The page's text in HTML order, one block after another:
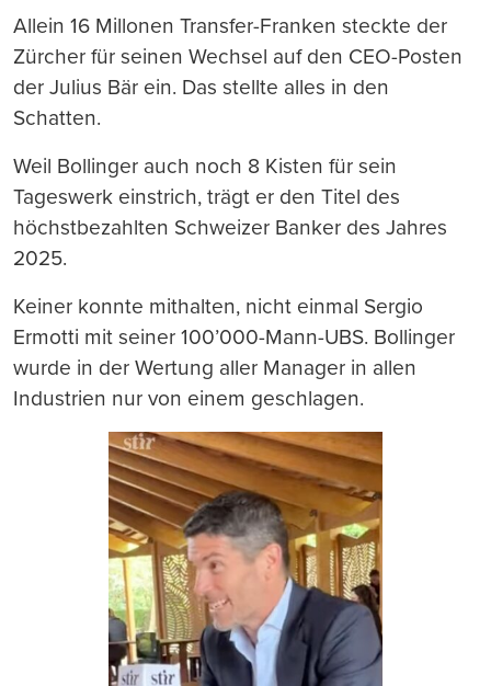
Allein 16 Millonen Transfer-Franken steckte der
Zürcher für seinen Wechsel auf den CEO-Posten
der Julius Bär ein. Das stellte alles in den
Schatten.
Weil Bollinger auch noch 8 Kisten für sein
Tageswerk einstrich, trägt er den Titel des
höchstbezahlten Schweizer Banker des Jahres
2025.
Keiner konnte mithalten, nicht einmal Sergio
Ermotti mit seiner 100’000-Mann-UBS. Bollinger
wurde in der Wertung aller Manager in allen
Industrien nur von einem geschlagen.